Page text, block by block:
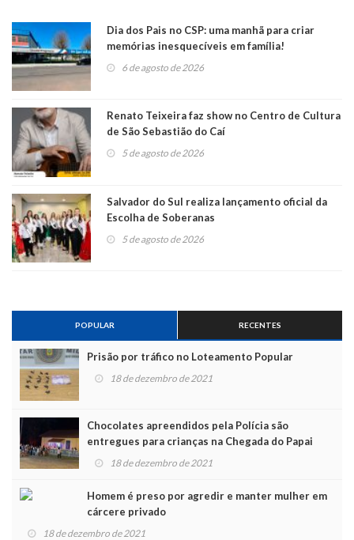
Dia dos Pais no CSP: uma manhã para criar
memórias inesquecíveis em família!
6 de agosto de 2026
Renato Teixeira faz show no Centro de Cultura
de São Sebastião do Caí
5 de agosto de 2026
Salvador do Sul realiza lançamento oficial da
Escolha de Soberanas
5 de agosto de 2026
POPULAR RECENTES
Prisão por tráfico no Loteamento Popular
18 de dezembro de 2021
Chocolates apreendidos pela Polícia são
entregues para crianças na Chegada do Papai
Noel
18 de dezembro de 2021
Homem é preso por agredir e manter mulher em
cárcere privado
18 de dezembro de 2021